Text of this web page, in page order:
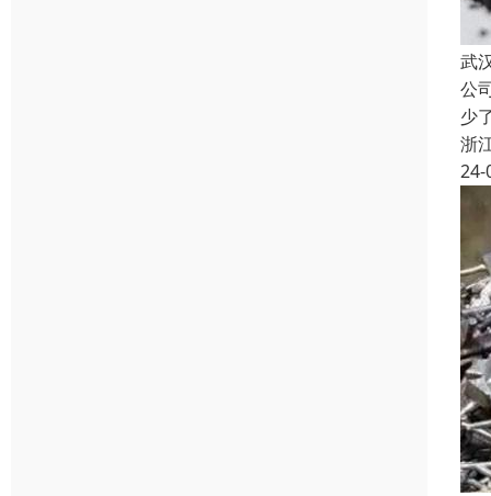
武
公
少
浙
24-